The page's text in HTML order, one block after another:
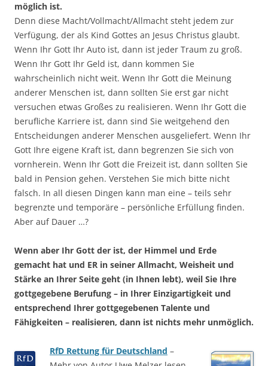
möglich ist.
Denn diese Macht/Vollmacht/Allmacht steht jedem zur
Verfügung, der als Kind Gottes an Jesus Christus glaubt.
Wenn Ihr Gott Ihr Auto ist, dann ist jeder Traum zu groß.
Wenn Ihr Gott Ihr Geld ist, dann kommen Sie
wahrscheinlich nicht weit. Wenn Ihr Gott die Meinung
anderer Menschen ist, dann sollten Sie erst gar nicht
versuchen etwas Großes zu realisieren. Wenn Ihr Gott die
berufliche Karriere ist, dann sind Sie weitgehend den
Entscheidungen anderer Menschen ausgeliefert. Wenn Ihr
Gott Ihre eigene Kraft ist, dann begrenzen Sie sich von
vornherein. Wenn Ihr Gott die Freizeit ist, dann sollten Sie
bald in Pension gehen. Verstehen Sie mich bitte nicht
falsch. In all diesen Dingen kann man eine – teils sehr
begrenzte und temporäre – persönliche Erfüllung finden.
Aber auf Dauer …?
Wenn aber Ihr Gott der ist, der Himmel und Erde
gemacht hat und ER in seiner Allmacht, Weisheit und
Stärke an Ihrer Seite geht (in Ihnen lebt), weil Sie Ihre
gottgegebene Berufung – in Ihrer Einzigartigkeit und
entsprechend Ihrer gottgegebenen Talente und
Fähigkeiten – realisieren, dann ist nichts mehr unmöglich.
RfD Rettung für Deutschland –